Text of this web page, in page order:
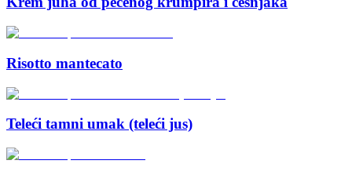
Risotto mantecato
Teleći tamni umak (teleći jus)